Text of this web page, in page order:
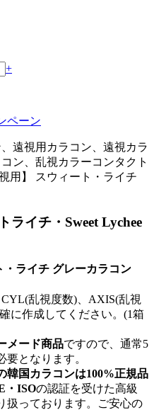
+
遠視用カラコン、遠視カラ
ン、乱視カラーコンタクト
用】 スウィート・ライチ
ライチ・Sweet Lychee
ライチ グレーカラコン
乱視度数)、AXIS(乱視
に作成してください。(1箱
メード商品ですので、 通常5
要となります。
韓国カラコンは100%正規品
・ISOの認証を受けた高級
扱っております。ご安心の